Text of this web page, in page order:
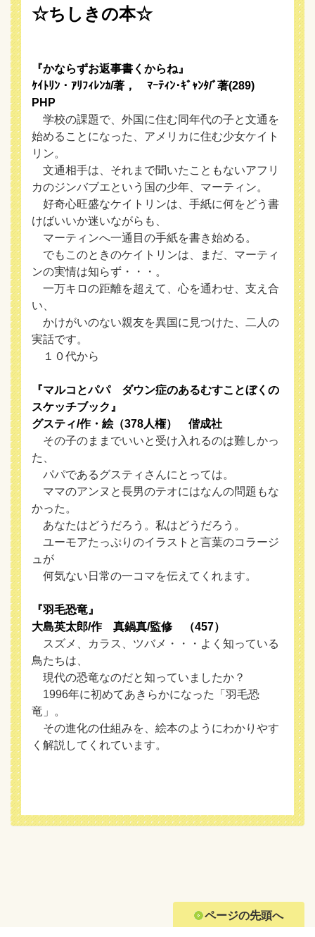
☆ちしきの本☆
『かならずお返事書くからね』
ｹｲﾄﾘﾝ・ｱﾘﾌｨﾚﾝｶ/著， ﾏｰﾃｨﾝ･ｷﾞｬﾝﾀ/ﾞ著(289)
PHP
学校の課題で、外国に住む同年代の子と文通を
始めることになった、アメリカに住む少女ケイト
リン。
文通相手は、それまで聞いたこともないアフリ
カのジンバブエという国の少年、マーティン。
好奇心旺盛なケイトリンは、手紙に何をどう書
けばいいか迷いながらも、
マーティンへ一通目の手紙を書き始める。
でもこのときのケイトリンは、まだ、マーティ
ンの実情は知らず・・・。
一万キロの距離を超えて、心を通わせ、支え合
い、
かけがいのない親友を異国に見つけた、二人の
実話です。
１０代から
『マルコとパパ ダウン症のあるむすことぼくの
スケッチブック』
グスティ/作・絵（378人権） 偕成社
その子のままでいいと受け入れるのは難しかっ
た、
パパであるグスティさんにとっては。
ママのアンヌと長男のテオにはなんの問題もな
かった。
あなたはどうだろう。私はどうだろう。
ユーモアたっぷりのイラストと言葉のコラージ
ュが
何気ない日常の一コマを伝えてくれます。
『羽毛恐竜』
大島英太郎/作 真鍋真/監修 （457）
スズメ、カラス、ツバメ・・・よく知っている
鳥たちは、
現代の恐竜なのだと知っていましたか？
1996年に初めてあきらかになった「羽毛恐
竜」。
その進化の仕組みを、絵本のようにわかりやす
く解説してくれています。
ページの先頭へ